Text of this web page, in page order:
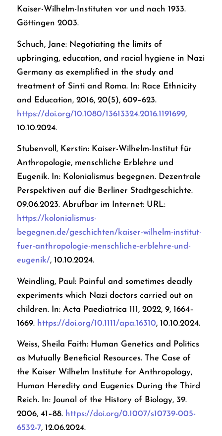
Kaiser-Wilhelm-Instituten vor und nach 1933.
Göttingen 2003.
Schuch, Jane: Negotiating the limits of
upbringing, education, and racial hygiene in Nazi
Germany as exemplified in the study and
treatment of Sinti and Roma. In: Race Ethnicity
and Education, 2016, 20(5), 609–623.
https://doi.org/10.1080/13613324.2016.1191699,
10.10.2024.
Stubenvoll, Kerstin: Kaiser-Wilhelm-Institut für
Anthropologie, menschliche Erblehre und
Eugenik. In: Kolonialismus begegnen. Dezentrale
Perspektiven auf die Berliner Stadtgeschichte.
09.06.2023. Abrufbar im Internet: URL:
https://kolonialismus-
begegnen.de/geschichten/kaiser-wilhelm-institut-
fuer-anthropologie-menschliche-erblehre-und-
eugenik/, 10.10.2024.
Weindling, Paul: Painful and sometimes deadly
experiments which Nazi doctors carried out on
children. In: Acta Paediatrica 111 , 2022, 9, 1664–
1669. https://doi.org/10.1111/apa.16310, 10.10.2024.
Weiss, Sheila Faith: Human Genetics and Politics
as Mutually Beneficial Resources. The Case of
the Kaiser Wilhelm Institute for Anthropology,
Human Heredity and Eugenics During the Third
Reich. In: Jounal of the History of Biology, 39.
2006, 41–88. https://doi.org/0.1007/s10739-005-
6532-7, 12.06.2024.